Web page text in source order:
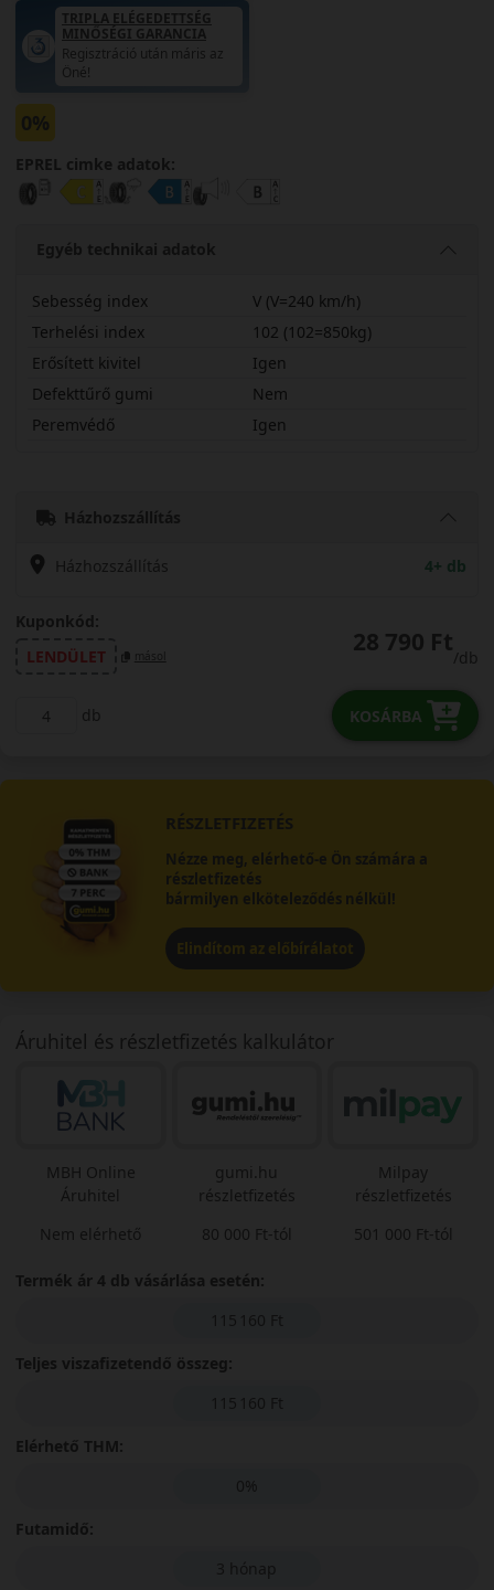
TRIPLA ELÉGEDETTSÉG
MINŐSÉGI GARANCIA
Regisztráció után máris az
Öné!
0%
EPREL cimke adatok:
Egyéb technikai adatok
Sebesség index
V (V=240 km/h)
Terhelési index
102 (102=850kg)
Erősített kivitel
Igen
Defekttűrő gumi
Nem
Peremvédő
Igen
Házhozszállítás
Házhozszállítás 4+ db
Kuponkód:
LENDÜLET
másol 28 790 Ft
/db
db KOSÁRBA
RÉSZLETFIZETÉS
Nézze meg, elérhető-e Ön számára a
részletfizetés
bármilyen elköteleződés nélkül!
Elindítom az előbírálatot
Áruhitel és részletfizetés kalkulátor
MBH Online
Áruhitel
Nem elérhető
gumi.hu
részletfizetés
80 000 Ft-tól
Milpay
részletfizetés
501 000 Ft-tól
Termék ár 4 db vásárlása esetén:
115 160 Ft
Teljes viszafizetendő összeg:
115 160 Ft
Elérhető THM:
0%
Futamidő:
3 hónap